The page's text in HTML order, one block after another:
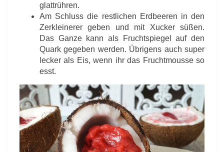
glattrühren.
Am Schluss die restlichen Erdbeeren in den
Zerkleinerer geben und mit Xucker süßen.
Das Ganze kann als Fruchtspiegel auf den
Quark gegeben werden. Übrigens auch super
lecker als Eis, wenn ihr das Fruchtmousse so
esst.